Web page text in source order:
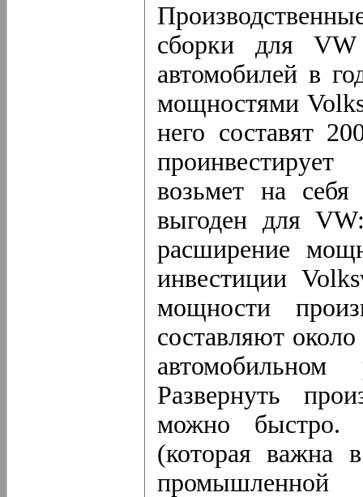
сборки для
автомобилей в
мощностями
него составят
возьмет на
выгоден для
расширение
инвестиции
мощности
составляют
Развернуть
можно быстро.
(которая важна